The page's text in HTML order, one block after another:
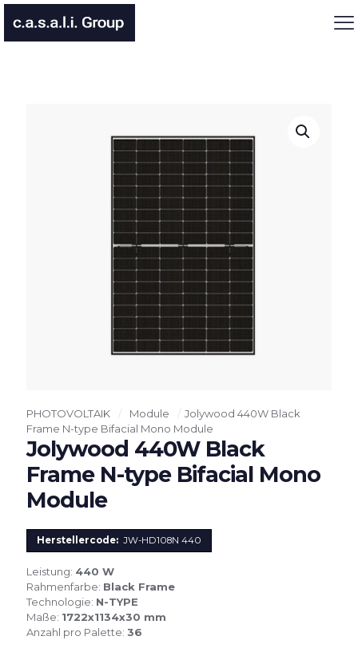
PHOTOVOLTAIK / Module / Jolywood 440W Black
Frame N-type Bifacial Mono Module
Jolywood 440W Black
Frame N-type Bifacial Mono
Module
Herstellercode: JW-HD108N 440
Leistung: 440 W
Rahmenfarbe: Black Frame
Technologie: N-TYPE
Maße: 1722x1134x30 mm
Anzahl pro Palette: 36